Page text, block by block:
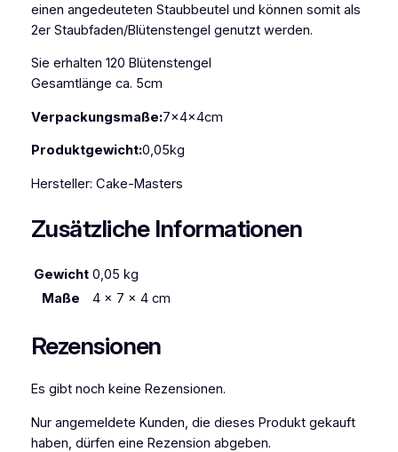
a
u
b
ü
e
l
S
t
c
k
M
einen angedeuteten Staubbeutel und können somit als
2er Staubfaden/Blütenstengel genutzt werden.
Sie erhalten 120 Blütenstengel
Gesamtlänge ca. 5cm
Verpackungsmaße:7x4x4cm
Produktgewicht:0,05kg
Hersteller: Cake-Masters
Zusätzliche Informationen
Gewicht 0,05 kg
Maße
4 × 7 × 4 cm
Rezensionen
Es gibt noch keine Rezensionen.
Nur angemeldete Kunden, die dieses Produkt gekauft
haben, dürfen eine Rezension abgeben.